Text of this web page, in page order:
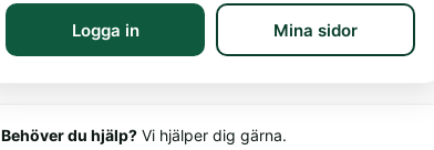
Logga in Mina sidor
Behöver du hjälp? Vi hjälper dig gärna.